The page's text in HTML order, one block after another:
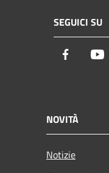
SEGUICI SU
Facebook
NOVITÀ
Notizie